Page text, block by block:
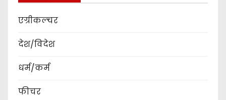
एग्रीकल्चर
देश/विदेश
धर्म/कर्म
फीचर